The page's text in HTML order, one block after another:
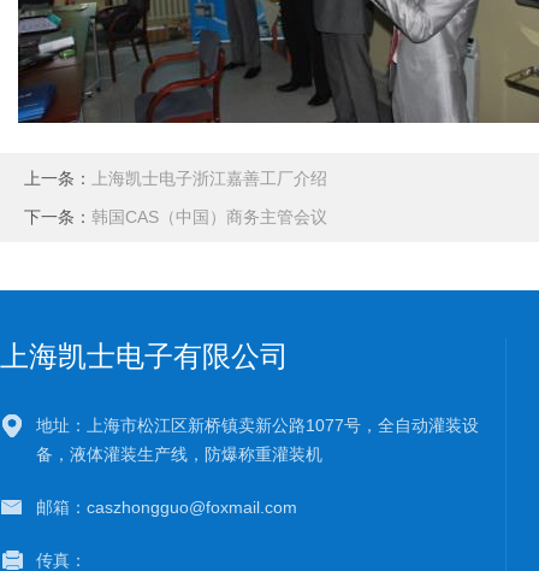
上一条：
上海凯士电子浙江嘉善工厂介绍
下一条： 韩国CAS（中国）商务主管会议
上海凯士电子有限公司
地址：上海市松江区新桥镇卖新公路1077号，全自动灌装设
备，液体灌装生产线，防爆称重灌装机
邮箱：caszhongguo@foxmail.com
传真：